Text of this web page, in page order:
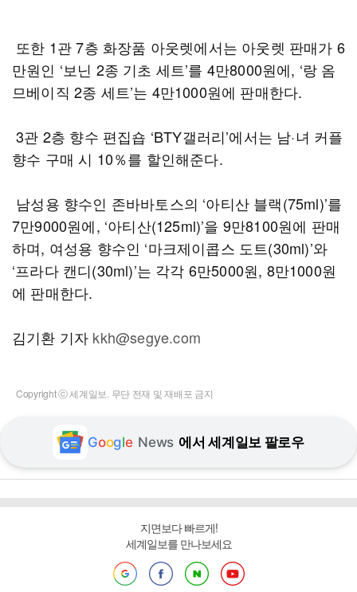
또한 1관 7층 화장품 아웃렛에서는 아웃렛 판매가 6
만원인 ‘보닌 2종 기초 세트’를 4만8000원에, ‘랑 옴
므베이직 2종 세트’는 4만1000원에 판매한다.
3관 2층 향수 편집숍 ‘BTY갤러리’에서는 남·녀 커플
향수 구매 시 10％를 할인해준다.
남성용 향수인 존바바토스의 ‘아티산 블랙(75ml)’를
7만9000원에, ‘아티산(125ml)’을 9만8100원에 판매
하며, 여성용 향수인 ‘마크제이콥스 도트(30ml)’와
‘프라다 캔디(30ml)’는 각각 6만5000원, 8만1000원
에 판매한다.
김기환 기자 kkh@segye.com
Copyright ⓒ 세계일보. 무단 전재 및 재배포 금지
Google News 에서 세계일보 팔로우
지면보다 빠르게!
세계일보를 만나보세요